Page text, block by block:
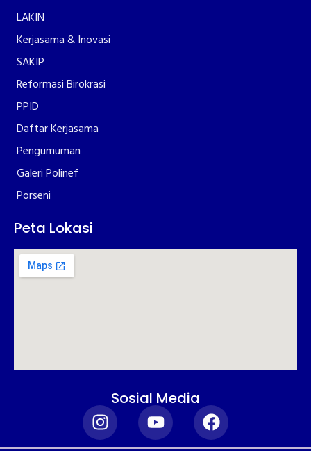
LAKIN
Kerjasama & Inovasi
SAKIP
Reformasi Birokrasi
PPID
Daftar Kerjasama
Pengumuman
Galeri Polinef
Porseni
Peta Lokasi
Sosial Media